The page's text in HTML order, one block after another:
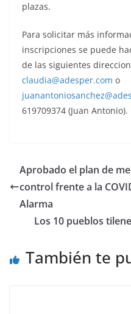
plazas.
Para solicitar más
inscripciones se puede
de las siguientes
claudia@adesper.com o
619709374 (Juan Antonio).
Aprobado el plan de
control frente a la
Alarma
Los 10 pueblos
También te